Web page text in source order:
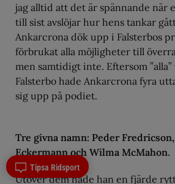
jag alltid att det är spännande när
till sist avslöjar hur hens tankar
Ankarcrona dök upp i Falsterbos
förbrukat alla möjligheter till
men samtidigt inte. Eftersom ”alla”
Falsterbo hade Ankarcrona fyra
sig upp på podiet.
Tre givna namn: Peder
Eckermann och Wilma McMahon.
Utöver dem hade han en fjärde
Tipsa Ridsport